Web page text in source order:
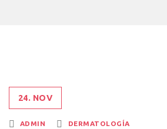
24. NOV
ADMIN DERMATOLOGÍA